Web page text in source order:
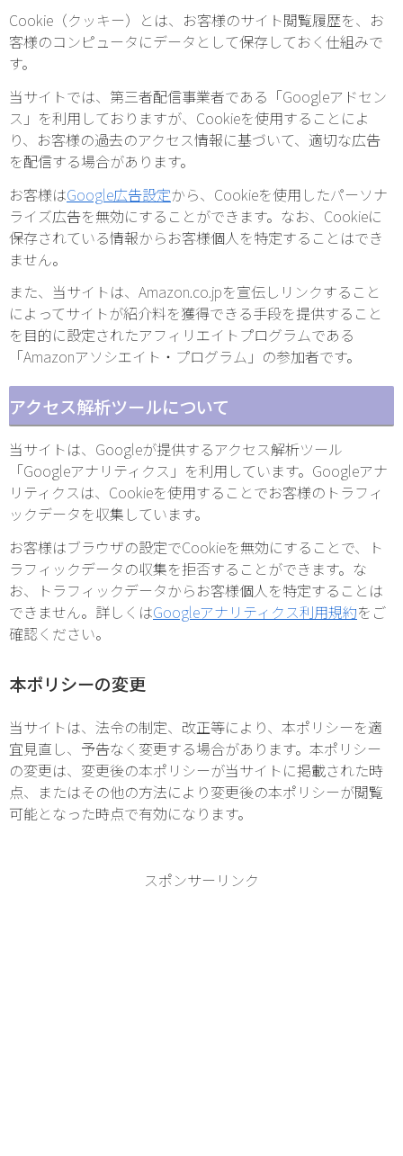
Cookie（クッキー）とは、お客様のサイト閲覧履歴を、お
客様のコンピュータにデータとして保存しておく仕組みで
す。
当サイトでは、第三者配信事業者である「Googleアドセン
ス」を利用しておりますが、Cookieを使用することによ
り、お客様の過去のアクセス情報に基づいて、適切な広告
を配信する場合があります。
お客様はGoogle広告設定から、Cookieを使用したパーソナ
ライズ広告を無効にすることができます。なお、Cookieに
保存されている情報からお客様個人を特定することはでき
ません。
また、当サイトは、Amazon.co.jpを宣伝しリンクすること
によってサイトが紹介料を獲得できる手段を提供すること
を目的に設定されたアフィリエイトプログラムである
「Amazonアソシエイト・プログラム」の参加者です。
アクセス解析ツールについて
当サイトは、Googleが提供するアクセス解析ツール
「Googleアナリティクス」を利用しています。Googleアナ
リティクスは、Cookieを使用することでお客様のトラフィ
ックデータを収集しています。
お客様はブラウザの設定でCookieを無効にすることで、ト
ラフィックデータの収集を拒否することができます。な
お、トラフィックデータからお客様個人を特定することは
できません。詳しくはGoogleアナリティクス利用規約をご
確認ください。
本ポリシーの変更
当サイトは、法令の制定、改正等により、本ポリシーを適
宜見直し、予告なく変更する場合があります。本ポリシー
の変更は、変更後の本ポリシーが当サイトに掲載された時
点、またはその他の方法により変更後の本ポリシーが閲覧
可能となった時点で有効になります。
スポンサーリンク